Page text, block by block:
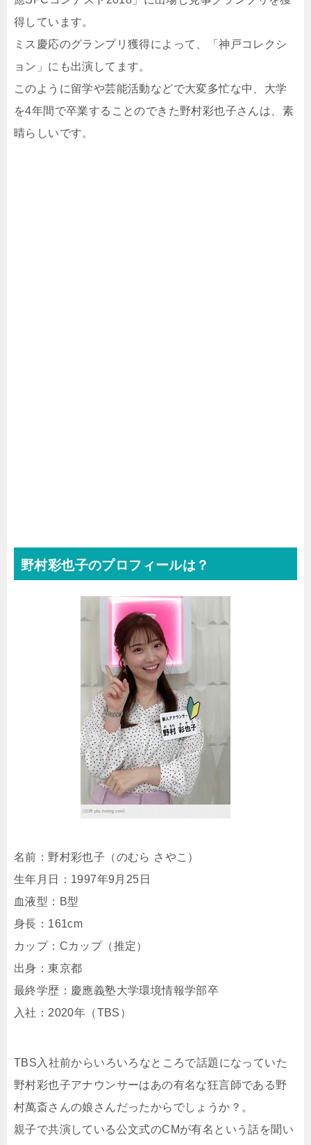
得しています。
ミス慶応のグランプリ獲得によって、「神戸コレクシ
ョン」にも出演してます。
このように留学や芸能活動などで大変多忙な中、大学
を4年間で卒業することのできた野村彩也子さんは、素
晴らしいです。
野村彩也子のプロフィールは？
名前：野村彩也子（のむら さやこ）
生年月日：1997年9月25日
血液型：B型
身長：161cm
カップ：Cカップ（推定）
出身：東京都
最終学歴：慶應義塾大学環境情報学部卒
入社：2020年（TBS）
TBS入社前からいろいろなところで話題になっていた
野村彩也子アナウンサーはあの有名な狂言師である野
村萬斎さんの娘さんだったからでしょうか？。
親子で共演している公文式のCMが有名という話を聞い